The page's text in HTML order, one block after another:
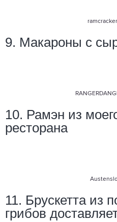
9. Макароны с
10. Рамэн из
ресторана
11. Брускетта из
грибов